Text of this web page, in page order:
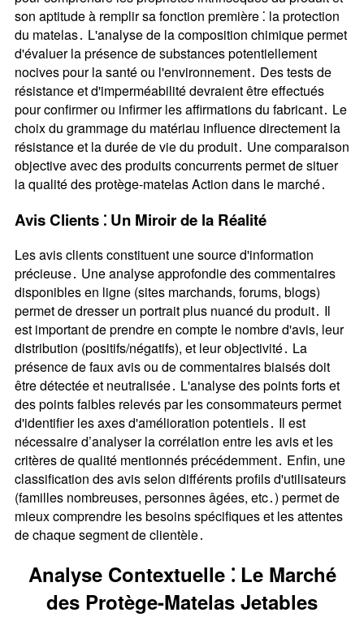
son aptitude à remplir sa fonction première ⁚ la protection
du matelas․ L'analyse de la composition chimique permet
d'évaluer la présence de substances potentiellement
nocives pour la santé ou l'environnement․ Des tests de
résistance et d'imperméabilité devraient être effectués
pour confirmer ou infirmer les affirmations du fabricant․ Le
choix du grammage du matériau influence directement la
résistance et la durée de vie du produit․ Une comparaison
objective avec des produits concurrents permet de situer
la qualité des protège-matelas Action dans le marché․
Avis Clients ⁚ Un Miroir de la Réalité
Les avis clients constituent une source d'information
précieuse․ Une analyse approfondie des commentaires
disponibles en ligne (sites marchands, forums, blogs)
permet de dresser un portrait plus nuancé du produit․ Il
est important de prendre en compte le nombre d'avis, leur
distribution (positifs/négatifs), et leur objectivité․ La
présence de faux avis ou de commentaires biaisés doit
être détectée et neutralisée․ L'analyse des points forts et
des points faibles relevés par les consommateurs permet
d'identifier les axes d'amélioration potentiels․ Il est
nécessaire d’analyser la corrélation entre les avis et les
critères de qualité mentionnés précédemment․ Enfin, une
classification des avis selon différents profils d'utilisateurs
(familles nombreuses, personnes âgées, etc․) permet de
mieux comprendre les besoins spécifiques et les attentes
de chaque segment de clientèle․
Analyse Contextuelle ⁚ Le Marché
des Protège-Matelas Jetables